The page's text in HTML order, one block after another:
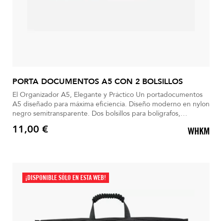
PORTA DOCUMENTOS A5 CON 2 BOLSILLOS
El Organizador A5, Elegante y Práctico Un portadocumentos
A5 diseñado para máxima eficiencia. Diseño moderno en nylon
negro semitransparente. Dos bolsillos para bolígrafos,
asegurado. Anillo exterior, ideal para colgarlo en un bolso.
Precio
11,00 € WHKM
¡DISPONIBLE SÓLO EN ESTA WEB!